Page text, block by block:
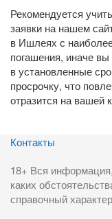
Рекомендуется
заявки на нашем
в Ишлеях с
погашения, иначе
в установленные
просрочку, что
отразится на вашей
Контакты
18+ Вся
каких
справочный